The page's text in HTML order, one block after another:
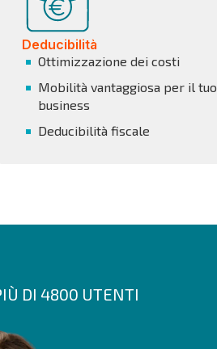
Deducibilità
Ottimizzazione dei costi
Mobilità vantaggiosa per il tuo
business
Deducibilità fiscale
DI 4800 UTENTI